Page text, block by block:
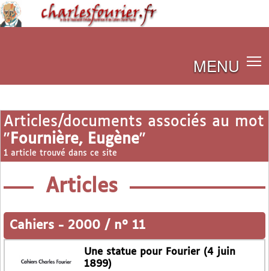
MENU
Articles/documents associés au mot
" Fournière, Eugène"
1 article trouvé dans ce site
Articles
Cahiers - 2000 / n° 11
Une statue pour Fourier (4 juin
1899)